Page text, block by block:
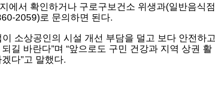
에서 확인하거나 구로구보건소 위생과(일반음식점
2059)로 문의하면 된다.
소상공인의 시설 개선 부담을 덜고 보다 안전하고
길 바란다”며 “앞으로도 구민 건강과 지역 상권 활
다”고 말했다.